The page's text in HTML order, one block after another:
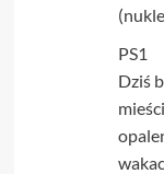
PS1
Dziś